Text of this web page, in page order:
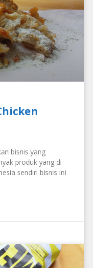
bisnis yang
produk yang di
sendiri bisnis ini